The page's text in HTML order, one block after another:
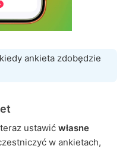
ankieta zdobędzie
ustawić własne
w ankietach,